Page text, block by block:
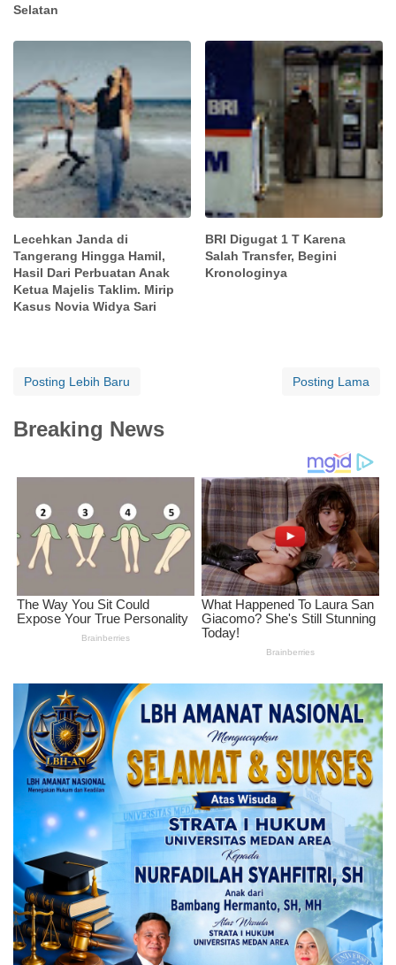
Selatan
Lecehkan Janda di
Tangerang Hingga Hamil,
Hasil Dari Perbuatan Anak
Ketua Majelis Taklim. Mirip
Kasus Novia Widya Sari
BRI Digugat 1 T Karena
Salah Transfer, Begini
Kronologinya
Posting Lebih Baru Posting Lama
Breaking News